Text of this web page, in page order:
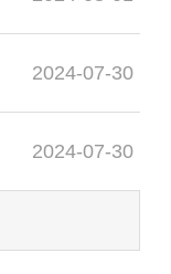
2024-07-30
2024-07-30